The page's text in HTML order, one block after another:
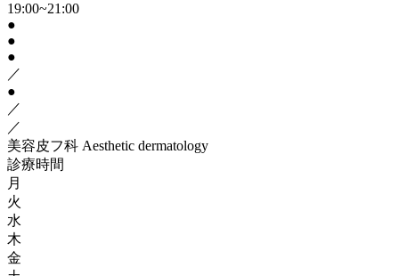
19:00~21:00
●
●
●
／
●
／
／
美容皮フ科 Aesthetic dermatology
診療時間
月
火
水
木
金